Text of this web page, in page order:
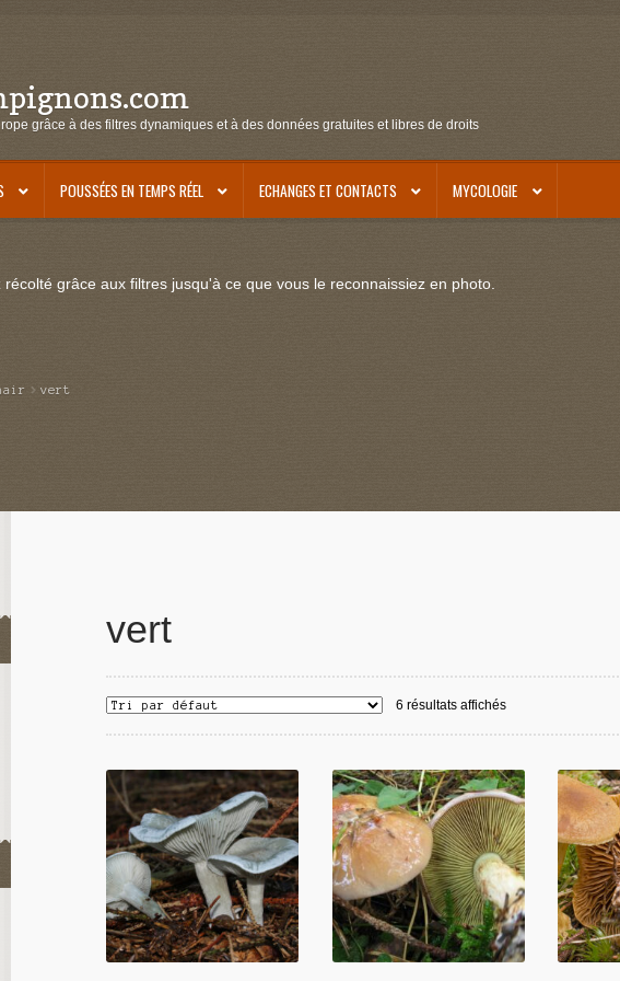
grâce à des filtres dynamiques et à des données gratuites et libres de droits
POUSSÉES EN TEMPS RÉEL ECHANGES ET CONTACTS MYCOLOGIE
grâce aux filtres jusqu'à ce que vous le reconnaissiez en photo.
vert
vert
6 résultats affichés